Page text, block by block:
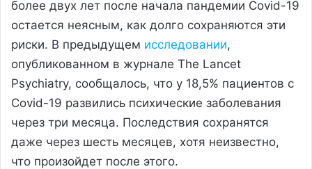
более двух лет после начала пандемии Covid-19
остается неясным, как долго сохраняются эти
риски. В предыдущем исследовании,
опубликованном в журнале The Lancet
Psychiatry, сообщалось, что у 18,5% пациентов с
Covid-19 развились психические заболевания
через три месяца. Последствия сохранятся
даже через шесть месяцев, хотя неизвестно,
что произойдет после этого.